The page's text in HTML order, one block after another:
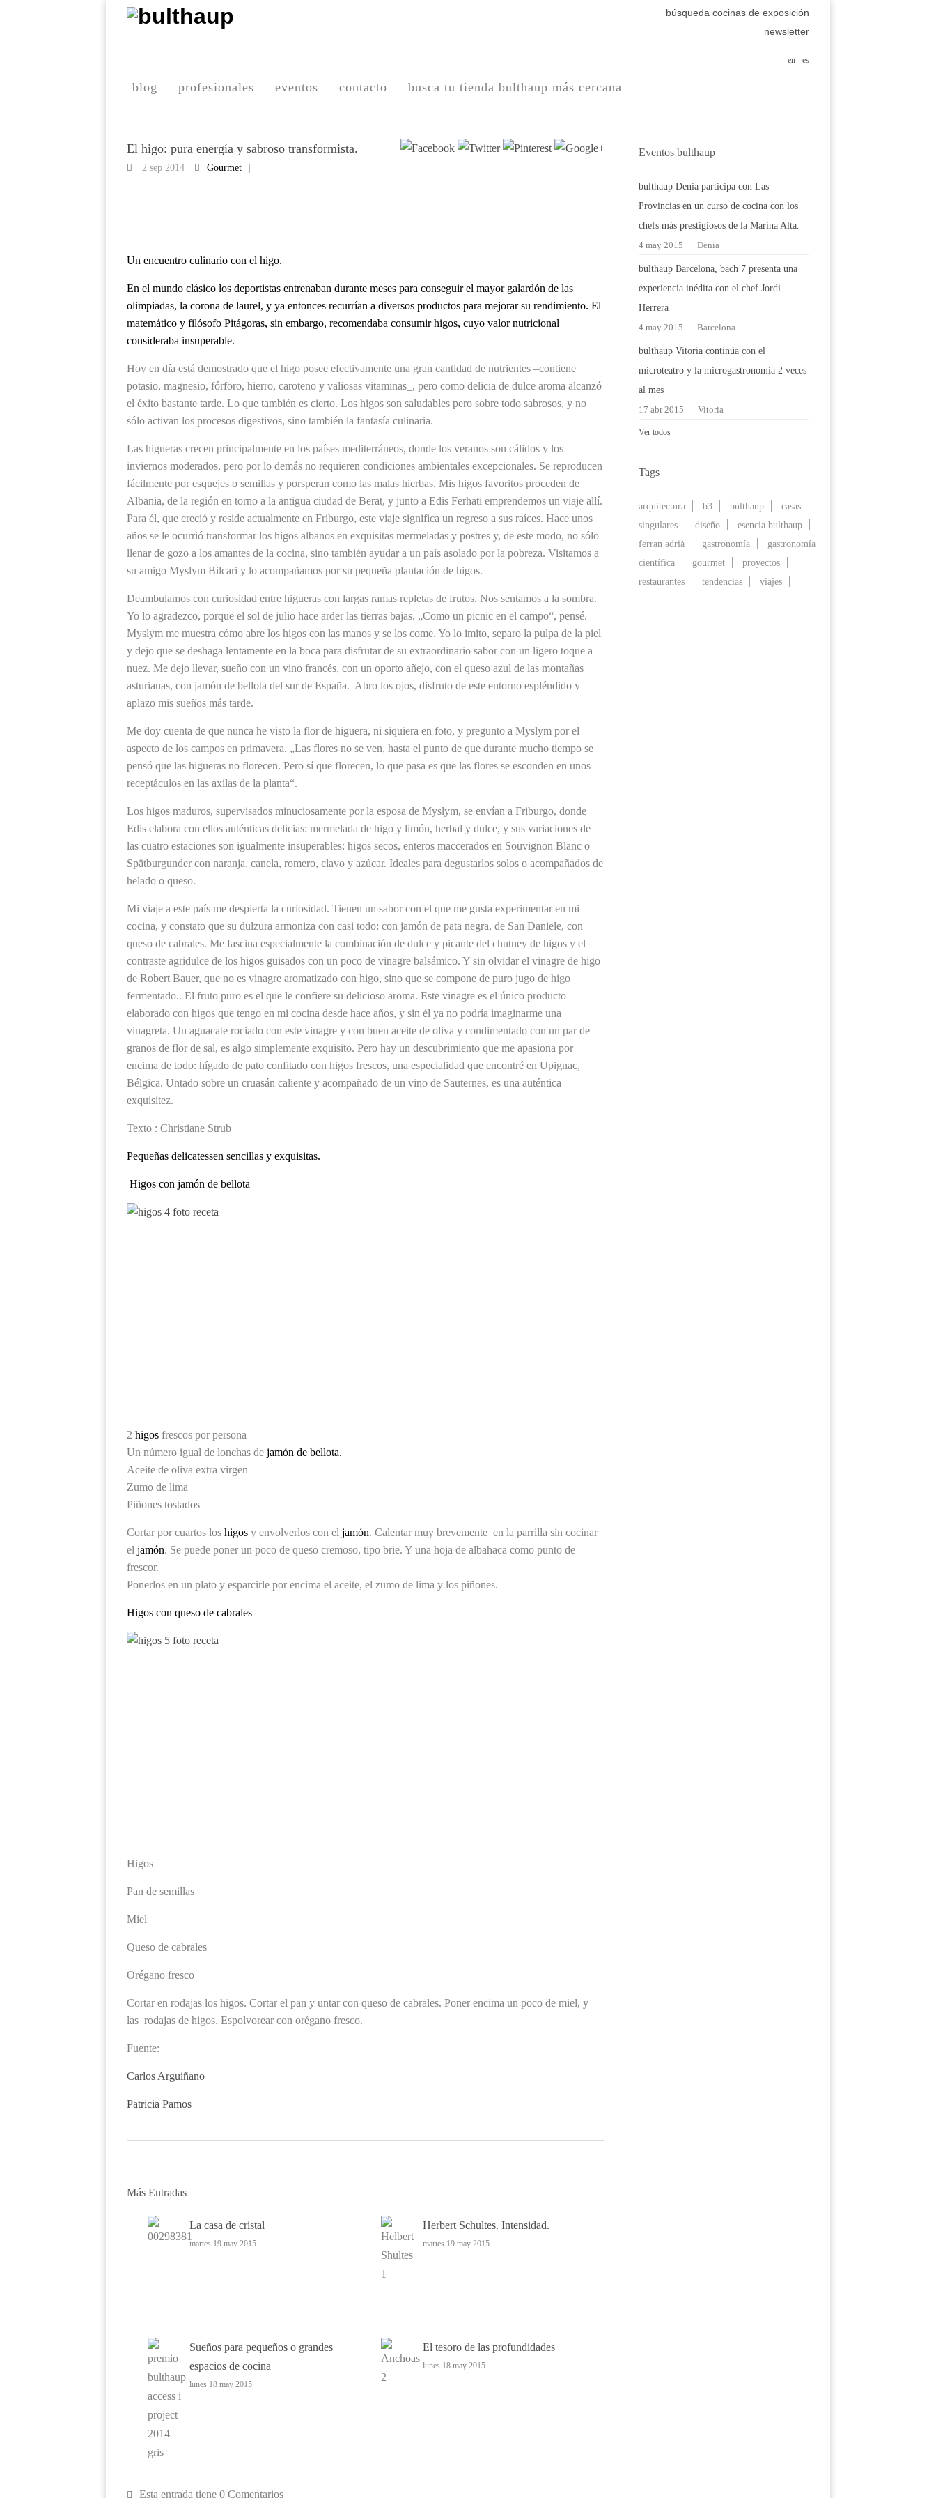
en es
búsqueda cocinas de exposición
newsletter
blog profesionales eventos contacto busca tu tienda bulthaup más cercana
El higo: pura energía y sabroso transformista.
2 sep 2014 Gourmet
Un encuentro culinario con el higo.
En el mundo clásico los deportistas entrenaban durante meses para conseguir el mayor galardón de las
olimpiadas, la corona de laurel, y ya entonces recurrían a diversos productos para mejorar su rendimiento. El
matemático y filósofo Pitágoras, sin embargo, recomendaba consumir higos, cuyo valor nutricional
consideraba insuperable.
Hoy en día está demostrado que el higo posee efectivamente una gran cantidad de nutrientes –contiene
potasio, magnesio, fórforo, hierro, caroteno y valiosas vitaminas_, pero como delicia de dulce aroma alcanzó
el éxito bastante tarde. Lo que también es cierto. Los higos son saludables pero sobre todo sabrosos, y no
sólo activan los procesos digestivos, sino también la fantasía culinaria.
Las higueras crecen principalmente en los países mediterráneos, donde los veranos son cálidos y los
inviernos moderados, pero por lo demás no requieren condiciones ambientales excepcionales. Se reproducen
fácilmente por esquejes o semillas y porsperan como las malas hierbas. Mis higos favoritos proceden de
Albania, de la región en torno a la antigua ciudad de Berat, y junto a Edis Ferhati emprendemos un viaje allí.
Para él, que creció y reside actualmente en Friburgo, este viaje significa un regreso a sus raíces. Hace unos
años se le ocurrió transformar los higos albanos en exquisitas mermeladas y postres y, de este modo, no sólo
llenar de gozo a los amantes de la cocina, sino también ayudar a un país asolado por la pobreza. Visitamos a
su amigo Myslym Bilcari y lo acompañamos por su pequeña plantación de higos.
Deambulamos con curiosidad entre higueras con largas ramas repletas de frutos. Nos sentamos a la sombra.
Yo lo agradezco, porque el sol de julio hace arder las tierras bajas. „Como un picnic en el campo“, pensé.
Myslym me muestra cómo abre los higos con las manos y se los come. Yo lo imito, separo la pulpa de la piel
y dejo que se deshaga lentamente en la boca para disfrutar de su extraordinario sabor con un ligero toque a
nuez. Me dejo llevar, sueño con un vino francés, con un oporto añejo, con el queso azul de las montañas
asturianas, con jamón de bellota del sur de España. Abro los ojos, disfruto de este entorno espléndido y
aplazo mis sueños más tarde.
Me doy cuenta de que nunca he visto la flor de higuera, ni siquiera en foto, y pregunto a Myslym por el
aspecto de los campos en primavera. „Las flores no se ven, hasta el punto de que durante mucho tiempo se
pensó que las higueras no florecen. Pero sí que florecen, lo que pasa es que las flores se esconden en unos
receptáculos en las axilas de la planta“.
Los higos maduros, supervisados minuciosamente por la esposa de Myslym, se envían a Friburgo, donde
Edis elabora con ellos auténticas delicias: mermelada de higo y limón, herbal y dulce, y sus variaciones de
las cuatro estaciones son igualmente insuperables: higos secos, enteros maccerados en Souvignon Blanc o
Spätburgunder con naranja, canela, romero, clavo y azúcar. Ideales para degustarlos solos o acompañados de
helado o queso.
Mi viaje a este país me despierta la curiosidad. Tienen un sabor con el que me gusta experimentar en mi
cocina, y constato que su dulzura armoniza con casi todo: con jamón de pata negra, de San Daniele, con
queso de cabrales. Me fascina especialmente la combinación de dulce y picante del chutney de higos y el
contraste agridulce de los higos guisados con un poco de vinagre balsámico. Y sin olvidar el vinagre de higo
de Robert Bauer, que no es vinagre aromatizado con higo, sino que se compone de puro jugo de higo
fermentado.. El fruto puro es el que le confiere su delicioso aroma. Este vinagre es el único producto
elaborado con higos que tengo en mi cocina desde hace años, y sin él ya no podría imaginarme una
vinagreta. Un aguacate rociado con este vinagre y con buen aceite de oliva y condimentado con un par de
granos de flor de sal, es algo simplemente exquisito. Pero hay un descubrimiento que me apasiona por
encima de todo: hígado de pato confitado con higos frescos, una especialidad que encontré en Upignac,
Bélgica. Untado sobre un cruasán caliente y acompañado de un vino de Sauternes, es una auténtica
exquisitez.
Texto : Christiane Strub
Pequeñas delicatessen sencillas y exquisitas.
Higos con jamón de bellota
2 higos frescos por persona
Un número igual de lonchas de jamón de bellota.
Aceite de oliva extra virgen
Zumo de lima
Piñones tostados
Cortar por cuartos los higos y envolverlos con el jamón. Calentar muy brevemente en la parrilla sin cocinar
el jamón. Se puede poner un poco de queso cremoso, tipo brie. Y una hoja de albahaca como punto de
frescor.
Ponerlos en un plato y esparcirle por encima el aceite, el zumo de lima y los piñones.
Higos con queso de cabrales
Higos
Pan de semillas
Miel
Queso de cabrales
Orégano fresco
Cortar en rodajas los higos. Cortar el pan y untar con queso de cabrales. Poner encima un poco de miel, y
las rodajas de higos. Espolvorear con orégano fresco.
Fuente:
Carlos Arguiñano
Patricia Pamos
Más Entradas
La casa de cristal
martes 19 may 2015
Herbert Schultes. Intensidad.
martes 19 may 2015
Sueños para pequeños o grandes
espacios de cocina
lunes 18 may 2015
El tesoro de las profundidades
lunes 18 may 2015
Esta entrada tiene 0 Comentarios
Eventos bulthaup
bulthaup Denia participa con Las
Provincias en un curso de cocina con los
chefs más prestigiosos de la Marina Alta.
4 may 2015 Denia
bulthaup Barcelona, bach 7 presenta una
experiencia inédita con el chef Jordi
Herrera
4 may 2015 Barcelona
bulthaup Vitoria continúa con el
microteatro y la microgastronomía 2 veces
al mes
17 abr 2015 Vitoria
Ver todos
Tags
arquitectura b3 bulthaup
casas
singulares
diseño
esencia bulthaup
ferran adrià
gastronomía
gastronomía
científica
gourmet
proyectos
restaurantes
tendencias viajes